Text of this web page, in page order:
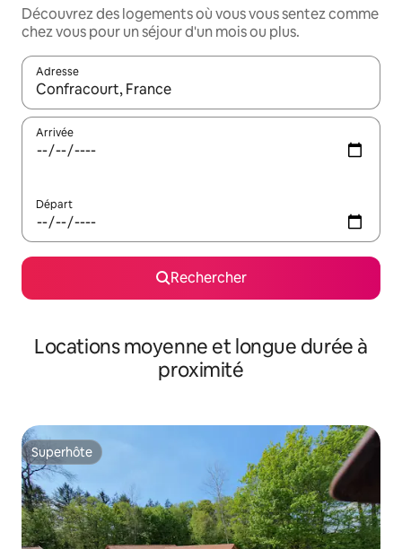
Découvrez des logements où vous vous sentez comme
chez vous pour un séjour d'un mois ou plus.
Adresse
Lorsque les résultats s'affichent, utilisez les flèches vers le
Arrivée
Départ
Rechercher
Locations moyenne et longue durée à
proximité
Superhôte
Superhôte